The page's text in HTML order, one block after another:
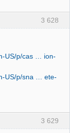
3 628
US/p/cas … ion-
US/p/sna … ete-
3 629